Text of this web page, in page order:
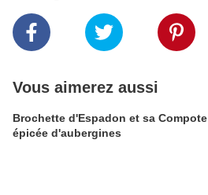
Vous aimerez aussi
Brochette d'Espadon et sa Compote
épicée d'aubergines